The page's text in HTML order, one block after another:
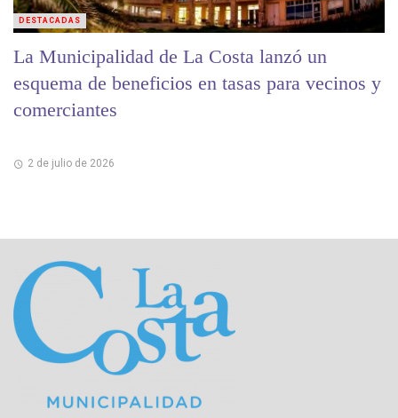
La Municipalidad de La Costa lanzó un
esquema de beneficios en tasas para vecinos y
comerciantes
2 de julio de 2026
DESTACADAS